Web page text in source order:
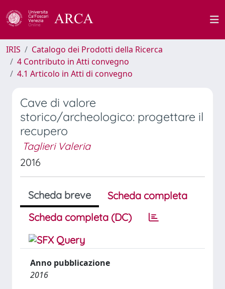
IRIS
Catalogo dei Prodotti della Ricerca
4 Contributo in Atti convegno
4.1 Articolo in Atti di convegno
Cave di valore
storico/archeologico: progettare il
recupero
Taglieri Valeria
2016
Scheda breve
Scheda completa
Scheda completa (DC)
Anno pubblicazione
2016